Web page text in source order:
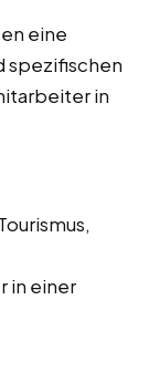
eine
spezifischen
in
in einer